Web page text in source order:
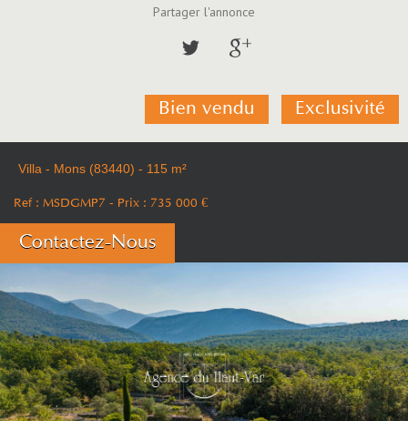
Partager l'annonce
Bien vendu Exclusivité
Villa - Mons (83440) - 115 m²
Contactez-Nous
Ref : MSDGMP7 - Prix : 735 000 €